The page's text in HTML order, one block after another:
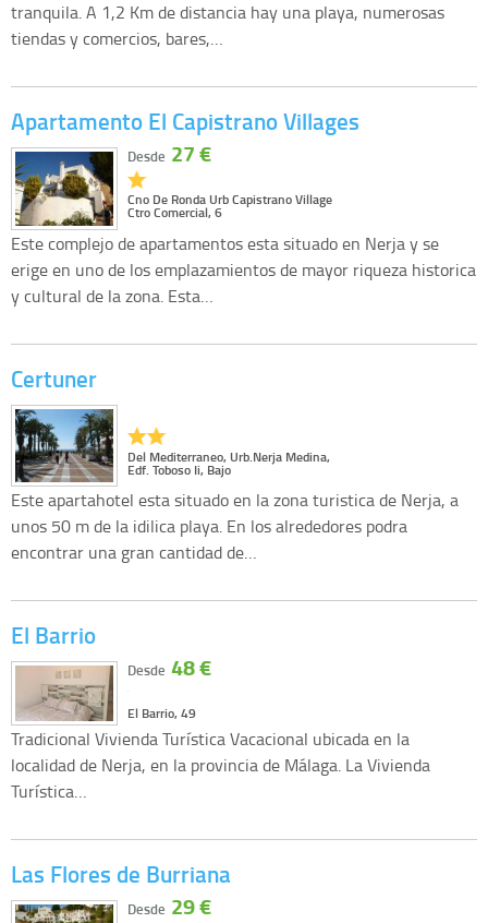
tranquila. A 1,2 Km de distancia hay una playa, numerosas
tiendas y comercios, bares,…
Apartamento El Capistrano Villages
Cno De Ronda Urb Capistrano Village
Ctro Comercial, 6
Desde 27 €
Este complejo de apartamentos esta situado en Nerja y se
erige en uno de los emplazamientos de mayor riqueza historica
y cultural de la zona. Esta…
Certuner
Del Mediterraneo, Urb.Nerja Medina,
Edf. Toboso Ii, Bajo
Este apartahotel esta situado en la zona turistica de Nerja, a
unos 50 m de la idilica playa. En los alrededores podra
encontrar una gran cantidad de…
El Barrio
El Barrio, 49
Desde 48 €
Tradicional Vivienda Turística Vacacional ubicada en la
localidad de Nerja, en la provincia de Málaga. La Vivienda
Turística…
Las Flores de Burriana
Desde 29 €